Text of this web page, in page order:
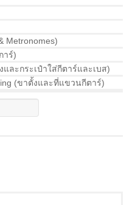
Metronomes)
าร์)
และกระเป๋าใส่กีตาร์และเบส)
(ขาตั้งและที่แขวนกีตาร์)